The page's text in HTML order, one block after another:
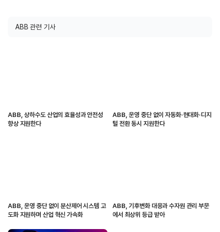
ABB 관련 기사
ABB, 상하수도 산업의 효율성과 안전성
향상 지원한다
ABB, 운영 중단 없이 자동화·현대화·디지
털 전환 동시 지원한다
ABB, 운영 중단 없이 분산제어 시스템 고
도화 지원하며 산업 혁신 가속화
ABB, 기후변화 대응과 수자원 관리 부문
에서 최상위 등급 받아